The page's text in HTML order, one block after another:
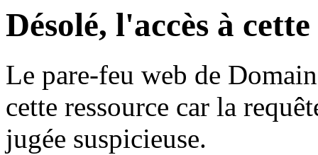
Désolé, l'accès à
Le pare-feu web de
cette ressource car la
jugée suspicieuse.